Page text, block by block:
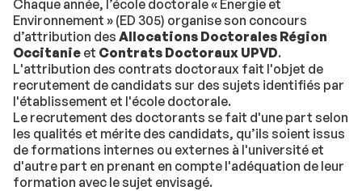
Chaque année, l’école doctorale « Energie et
Environnement » (ED 305) organise son concours
d’attribution des Allocations Doctorales Région
Occitanie et Contrats Doctoraux UPVD.
L'attribution des contrats doctoraux fait l'objet de
recrutement de candidats sur des sujets identifiés par
l'établissement et l'école doctorale.
Le recrutement des doctorants se fait d'une part selon
les qualités et mérite des candidats, qu’ils soient issus
de formations internes ou externes à l'université et
d'autre part en prenant en compte l'adéquation de leur
formation avec le sujet envisagé.